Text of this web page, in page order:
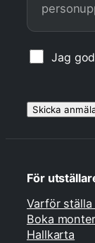
Jag
Skicka
För
Varför ställa
Boka monter
Hallkarta